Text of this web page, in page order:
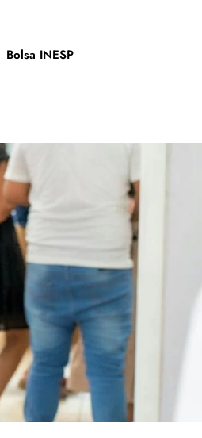
Bolsa INESP